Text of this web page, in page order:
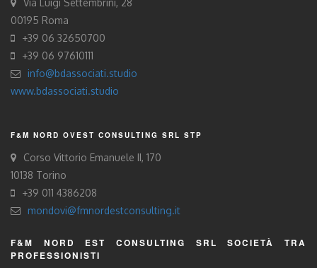
00195 Roma
+39 06 32650700
+39 06 97610111
info@bdassociati.studio
www.bdassociati.studio
F&M NORD OVEST CONSULTING SRL STP
Corso Vittorio Emanuele II, 170
10138 Torino
+39 011 4386208
mondovi@fmnordestconsulting.it
F&M NORD EST CONSULTING SRL SOCIETÀ TRA
PROFESSIONISTI